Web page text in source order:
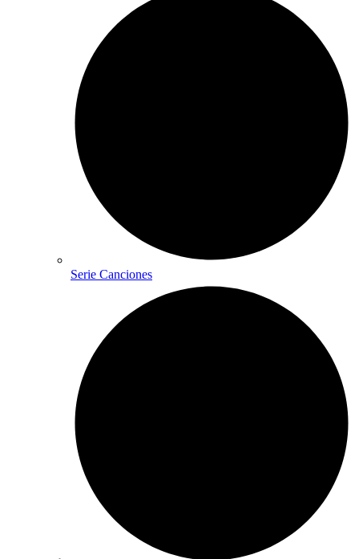
Serie Canciones